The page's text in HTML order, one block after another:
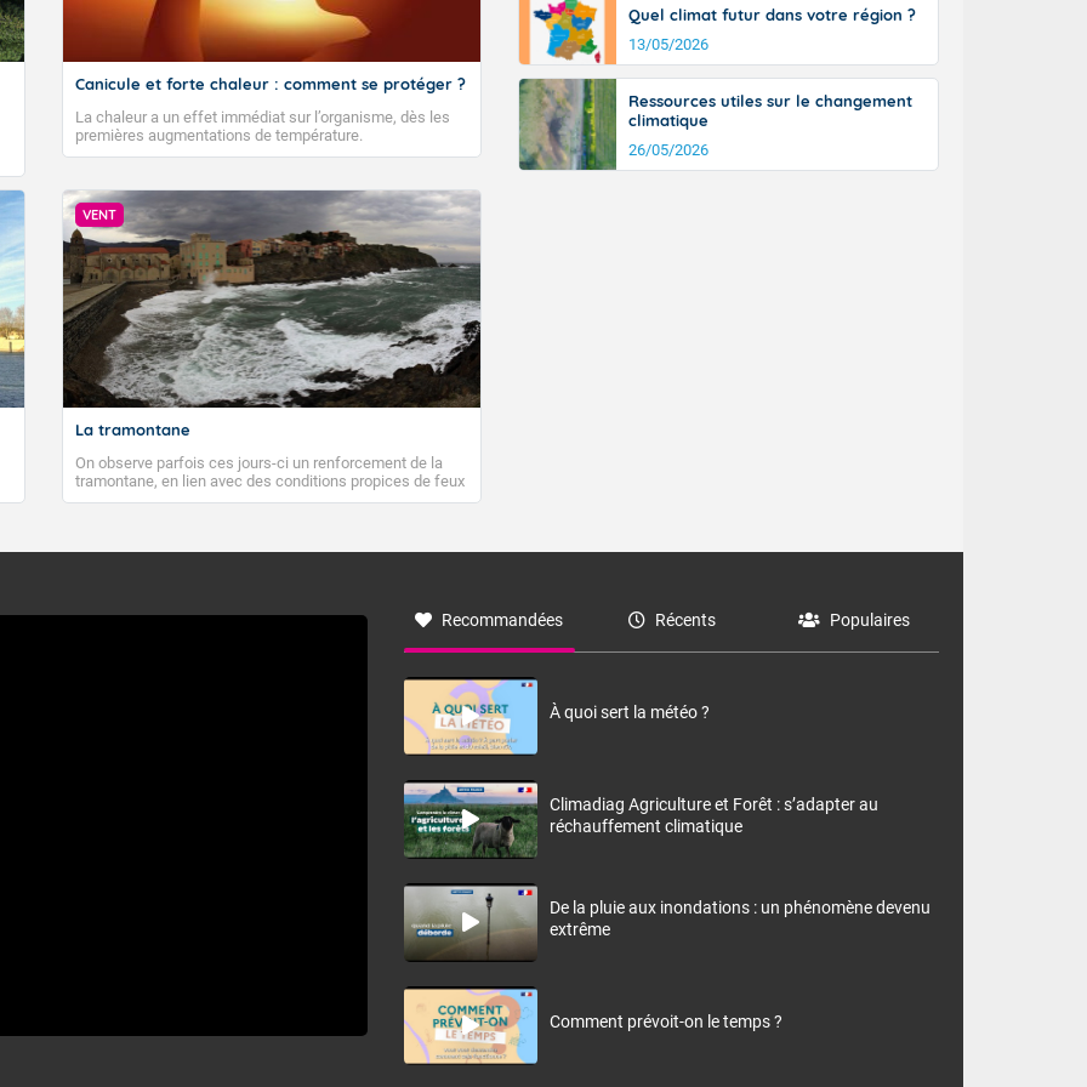
Canicule et forte chaleur : comment se protéger ?
La chaleur a un effet immédiat sur l’organisme, dès les
premières augmentations de température.
VENT
La tramontane
On observe parfois ces jours-ci un renforcement de la
tramontane, en lien avec des conditions propices de feux
de forêt. Mais qu'est-ce que la tramontane ? Quelles sont
à nord-ouest, dans un secteur qui part du Roussillon à la
monts, en allusion aux régions montagneuses d’où
Quel climat futur dans votre région ?
13/05/2026
Ressources utiles sur le changement
climatique
26/05/2026
Recommandées Récents Populaires
À quoi sert la météo ?
Climadiag Agriculture et Forêt : s’adapter au
réchauffement climatique
De la pluie aux inondations : un phénomène devenu
extrême
Comment prévoit-on le temps ?